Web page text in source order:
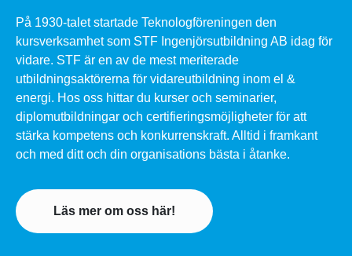
På 1930-talet startade Teknologföreningen den
kursverksamhet som STF Ingenjörsutbildning AB idag för
vidare. STF är en av de mest meriterade
utbildningsaktörerna för vidareutbildning inom el &
energi. Hos oss hittar du kurser och seminarier,
diplomutbildningar och certifieringsmöjligheter för att
stärka kompetens och konkurrenskraft. Alltid i framkant
och med ditt och din organisations bästa i åtanke. ​
Läs mer om oss här!